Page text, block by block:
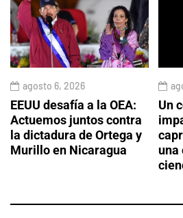
agosto 6, 2026
EEUU desafía a la OEA:
Actuemos juntos contra
la dictadura de Ortega y
Murillo en Nicaragua
Un
una